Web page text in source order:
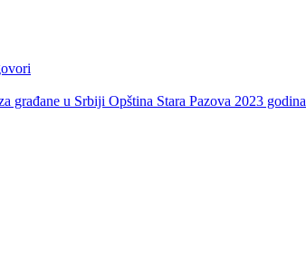
građane u Srbiji Opština Stara Pazova 2023 godina